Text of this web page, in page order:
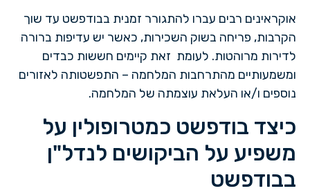
אוקראינים רבים עברו להתגורר זמנית בבודפשט עד שוך
הקרבות, פריחה בשוק השכירות, כאשר יש עדיפות ברורה
לדירות מרוהטות. לעומת זאת קיימים חששות כבדים
ומשמעותיים מהתרחבות המלחמה – התפשטותה לאזורים
נוספים ו/או העלאת עוצמתה של המלחמה.
כיצד בודפשט כמטרופולין על
משפיע על הביקושים לנדל"ן
בבודפשט